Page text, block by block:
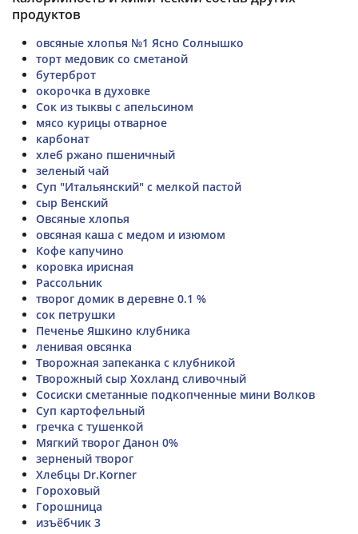
продуктов
овсяные хлопья №1 Ясно Солнышко
торт медовик со сметаной
бутерброт
окорочка в духовке
Сок из тыквы с апельсином
мясо курицы отварное
карбонат
хлеб ржано пшеничный
зеленый чай
Суп "Итальянский" с мелкой пастой
сыр Венский
Овсяные хлопья
овсяная каша с медом и изюмом
Кофе капучино
коровка ирисная
Рассольник
творог домик в деревне 0.1 %
сок петрушки
Печенье Яшкино клубника
ленивая овсянка
Творожная запеканка с клубникой
Творожный сыр Хохланд сливочный
Сосиски сметанные подкопченные мини Волков
Суп картофельный
гречка с тушенкой
Мягкий творог Данон 0%
зерненый творог
Хлебцы Dr.Korner
Гороховый
Горошница
изъёбчик 3